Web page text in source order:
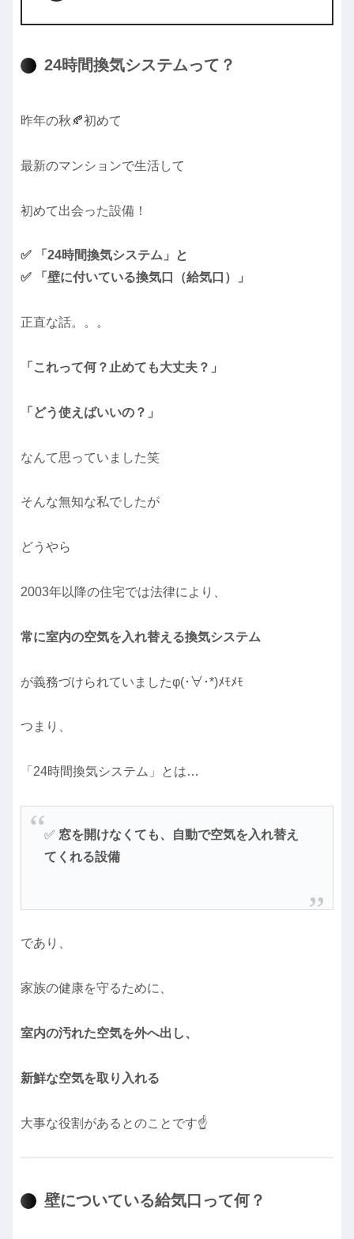
24時間換気システムって？
昨年の秋🍂初めて
最新のマンションで生活して
初めて出会った設備！
✅ 「24時間換気システム」と
✅ 「壁に付いている換気口（給気口）」
正直な話。。。
「これって何？止めても大丈夫？」
「どう使えばいいの？」
なんて思っていました笑
そんな無知な私でしたが
どうやら
2003年以降の住宅では法律により、
常に室内の空気を入れ替える換気システム
が義務づけられていましたφ(･∀･*)ﾒﾓﾒﾓ
つまり、
「24時間換気システム」とは…
✅ 窓を開けなくても、自動で空気を入れ替え
てくれる設備
であり、
家族の健康を守るために、
室内の汚れた空気を外へ出し、
新鮮な空気を取り入れる
大事な役割があるとのことです☝️
壁についている給気口って何？